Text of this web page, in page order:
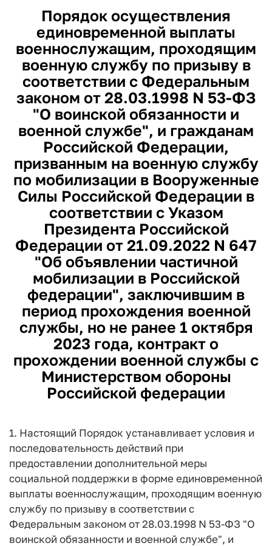
Порядок осуществления
единовременной выплаты
военнослужащим, проходящим
военную службу по призыву в
соответствии с Федеральным
законом от 28.03.1998 N 53-ФЗ
"О воинской обязанности и
военной службе", и гражданам
Российской Федерации,
призванным на военную службу
по мобилизации в Вооруженные
Силы Российской Федерации в
соответствии с Указом
Президента Российской
Федерации от 21.09.2022 N 647
"Об объявлении частичной
мобилизации в Российской
федерации", заключившим в
период прохождения военной
службы, но не ранее 1 октября
2023 года, контракт о
прохождении военной службы с
Министерством обороны
Российской федерации
1. Настоящий Порядок устанавливает условия и
последовательность действий при
предоставлении дополнительной меры
социальной поддержки в форме единовременной
выплаты военнослужащим, проходящим военную
службу по призыву в соответствии с
Федеральным законом от 28.03.1998 N 53-ФЗ "О
воинской обязанности и военной службе", и